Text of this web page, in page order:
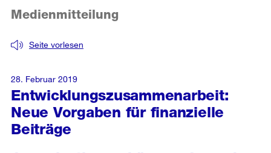
Entwicklungszusammenarbeit:
Neue Vorgaben für finanzielle
Beiträge
Seite vorlesen
Medienmitteilung
28. Februar 2019